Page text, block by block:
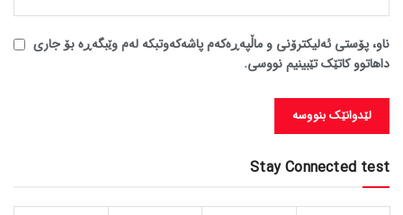
ناو، پۆستی ئەلیکترۆنی و ماڵپەڕەکەم پاشەکەوتبکە لەم وێبگەڕە بۆ جاری
داهاتوو کاتێک تێبینیم نووسی.
Stay Connected test